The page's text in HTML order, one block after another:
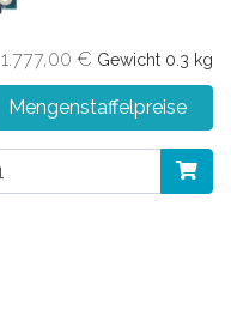
1.777,00 € Gewicht 0.3 kg
Mengenstaffelpreise